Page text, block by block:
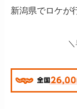
新潟県でロケが